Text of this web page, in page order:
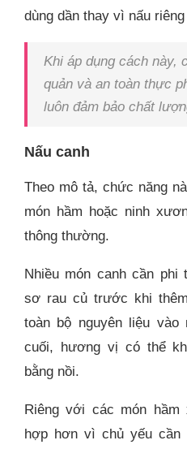
dùng dần thay vì nấu
Khi áp dụng cách này,
quản và an toàn thực
luôn đảm bảo chất
Nấu canh
Theo mô tả, chức năng
món hầm hoặc ninh
thông thường.
Nhiều món canh cần phi
sơ rau củ trước khi
toàn bộ nguyên liệu
cuối, hương vị có thể
bằng nồi.
Riêng với các món
hợp hơn vì chủ yếu